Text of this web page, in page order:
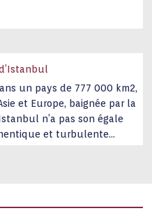
un pays de 777 000 km2,
et Europe, baignée par la
n’a pas son égale
et turbulente